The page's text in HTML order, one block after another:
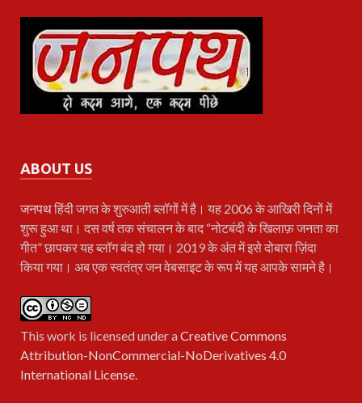
ABOUT US
जनपथहिंदी जगत के शुरुआती ब्लॉगों में है। यह 2006 के आखिरी दिनों में
शुरू हुआ था। दस वर्ष तक संचालन के बाद “नोटबंदी के खिलाफ़ जनता का
गीत” छापकर यह ब्लॉग बंद हो गया। 2019 के अंत में इसे दोबारा ज़िंदा
किया गया। अब एक स्वतंत्र जन वेबसाइट के रूप में यह आपके सामने है।
This work is licensed under aCreative Commons
Attribution-NonCommercial-NoDerivatives 4.0
International License